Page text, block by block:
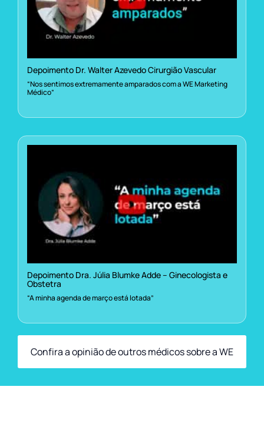
Depoimento Dr. Walter Azevedo Cirurgião Vascular
“Nos sentimos extremamente amparados com a WE Marketing
Médico”
Depoimento Dra. Júlia Blumke Adde – Ginecologista e
Obstetra
“A minha agenda de março está lotada”
Confira a opinião de outros médicos sobre a WE